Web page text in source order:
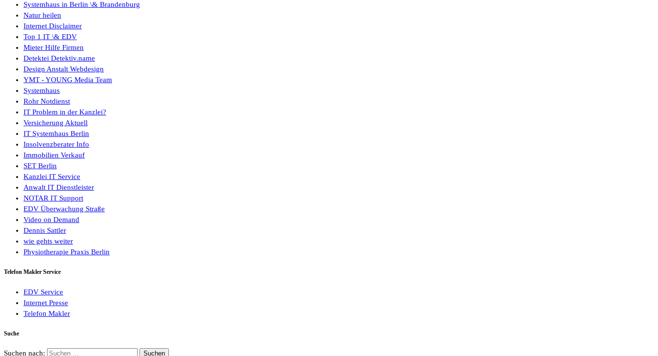
Systemhaus in Berlin \& Brandenburg
Natur heilen
Internet Disclaimer
Top 1 IT \& EDV
Mieter Hilfe Firmen
Detektei Detektiv.name
Design Anstalt Webdesign
YMT - YOUNG Media Team
Systemhaus
Rohr Notdienst
IT Problem in der Kanzlei?
Versicherung Aktuell
IT Systemhaus Berlin
Insolvenzberater Info
Immobilien Verkauf
SET Berlin
Kanzlei IT Service
Anwalt IT Dienstleister
NOTAR IT Support
EDV Überwachung Straße
Video on Demand
Dennis Sattler
wie gehts weiter
Physiotherapie Praxis Berlin
Telefon Makler Service
EDV Service
Internet Presse
Telefon Makler
Suche
Suchen nach: